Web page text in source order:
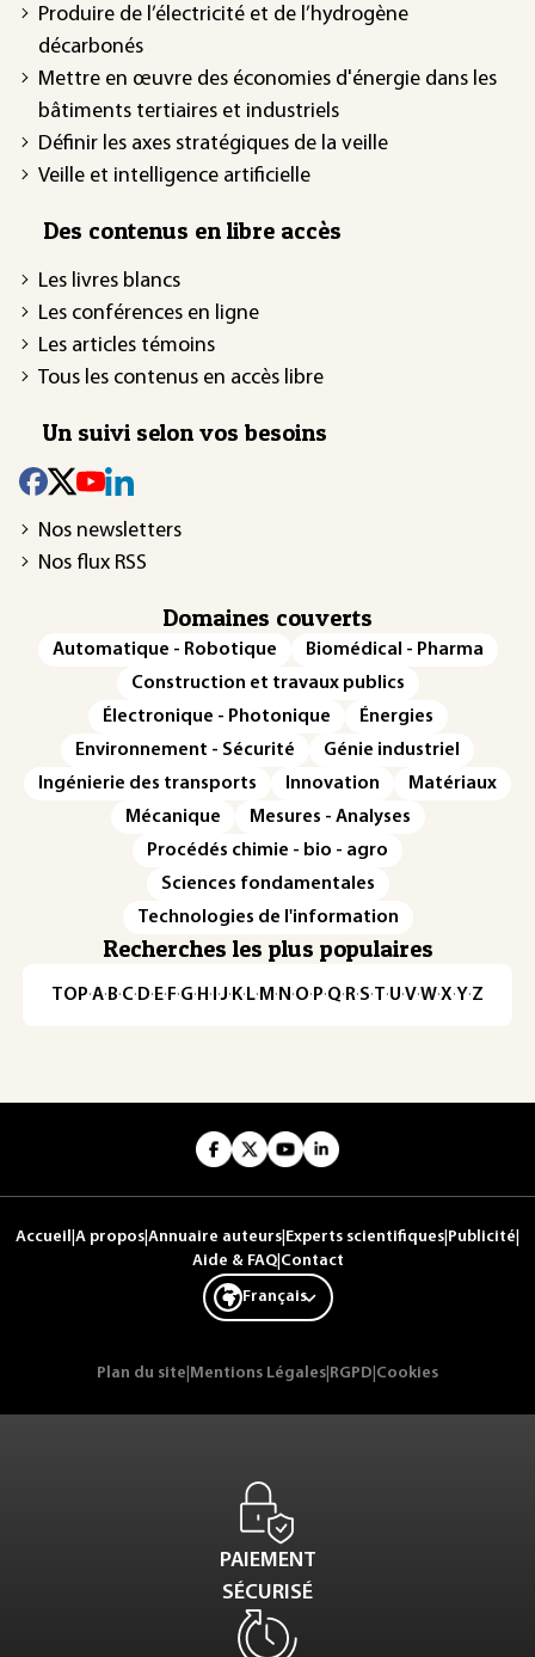
Produire de l’électricité et de l’hydrogène
décarbonés
Mettre en œuvre des économies d'énergie dans les
bâtiments tertiaires et industriels
Définir les axes stratégiques de la veille
Veille et intelligence artificielle
Des contenus en libre accès
Les livres blancs
Les conférences en ligne
Les articles témoins
Tous les contenus en accès libre
Un suivi selon vos besoins
Nos newsletters
Nos flux RSS
Domaines couverts
Automatique - Robotique
Biomédical - Pharma
Construction et travaux publics
Électronique - Photonique
Énergies
Environnement - Sécurité
Génie industriel
Ingénierie des transports
Innovation
Matériaux
Mécanique
Mesures - Analyses
Procédés chimie - bio - agro
Sciences fondamentales
Technologies de l'information
Recherches les plus populaires
TOP·A·B·C· D· E· F·G· H · ·J· K· L· M · N ·O· P·Q· R·S·T·U·V·W·X·Y·Z
Accueil A propos Annuaire auteurs Experts scientifiques Publicité
Aide & FAQ| Contact
Français
Plan du site Mentions Légales RGPD Cookies
PAIEMENT
SÉCURISÉ